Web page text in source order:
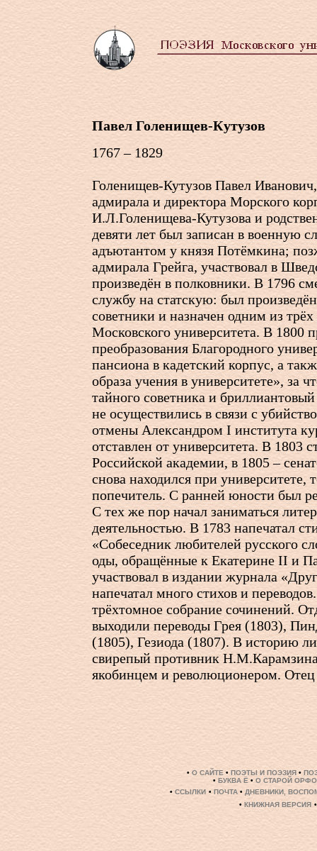
Павел Голенищев-Кутузов
1767 – 1829
Голенищев-Кутузов Павел
адмирала и директора Морского
И.Л.Голенищева-Кутузова и
девяти лет был записан в военную
адъютантом у князя Потёмкина;
адмирала Грейга, участвовал в
произведён в полковники. В 1796
службу на статскую: был произведён
советники и назначен одним из трёх
Московского университета. В 1800
преобразования Благородного
пансиона в кадетский корпус, а
образа учения в университете», за
тайного советника и
не осуществились в связи с
отмены Александром I института
отставлен от университета. В 1803
Российской академии, в 1805 –
снова находился при университете,
попечитель. С ранней юности был
С тех же пор начал заниматься
деятельностью. В 1783 напечатал
«Собеседник любителей русского
оды, обращённые к Екатерине II и
участвовал в издании журнала
напечатал много стихов и
трёхтомное собрание сочинений.
выходили переводы Грея (1803),
(1805), Гезиода (1807). В историю
свирепый противник
якобинцем и революционером.